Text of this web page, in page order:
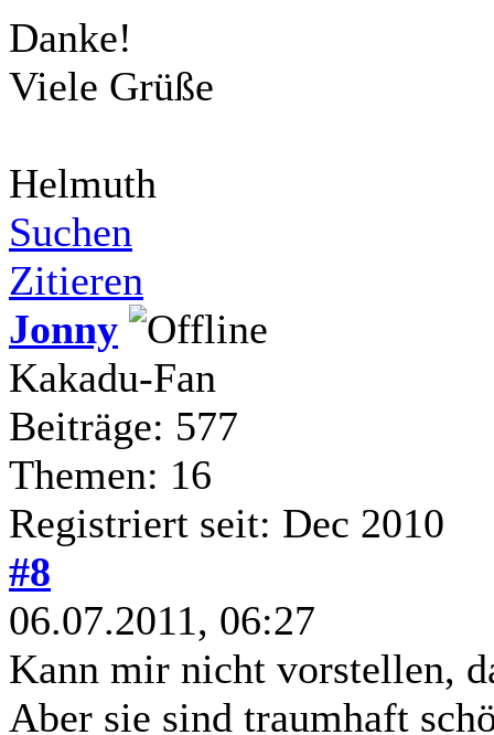
Danke!
Viele Grüße
Helmuth
Suchen
Zitieren
Jonny
Kakadu-Fan
Beiträge: 577
Themen: 16
Registriert seit: Dec 2010
#8
06.07.2011, 06:27
Kann mir nicht vorstellen,
Aber sie sind traumhaft